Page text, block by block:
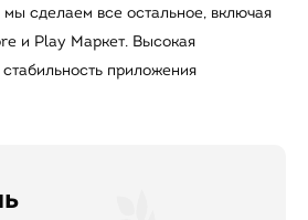
сделаем все остальное, включая
и Play Маркет. Высокая
приложения